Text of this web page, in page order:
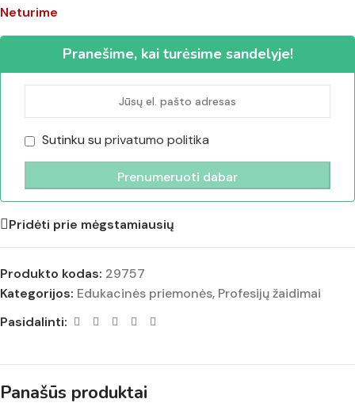
Neturime
Pranešime, kai turėsime sandelyje!
Sutinku su privatumo politika
Pridėti prie mėgstamiausių
Produkto kodas: 29757
Kategorijos: Edukacinės priemonės, Profesijų žaidimai
Pasidalinti:
Panašūs produktai